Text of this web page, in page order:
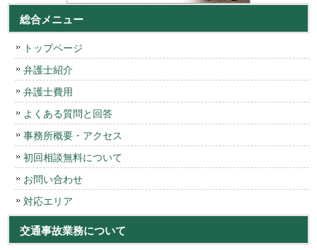
総合メニュー
トップページ
弁護士紹介
弁護士費用
よくある質問と回答
事務所概要・アクセス
初回相談無料について
お問い合わせ
対応エリア
交通事故業務について